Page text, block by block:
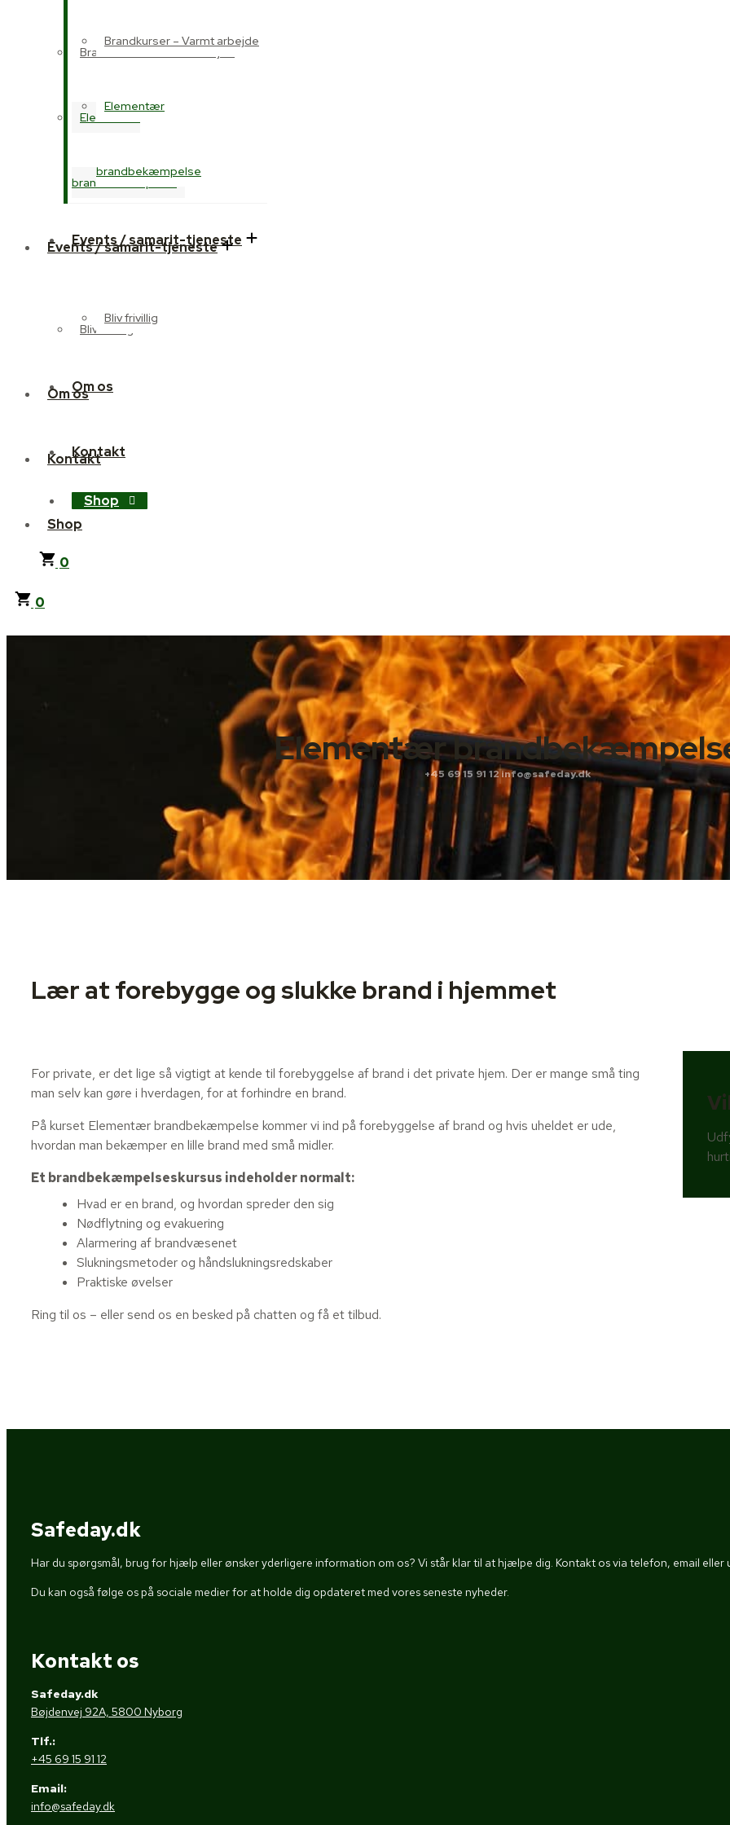
Brandkurser – Varmt arbejde
Elementær
brandbekæmpelse
Events / samarit-tjeneste
Bliv frivillig
Om os
Kontakt
Shop
0
Brandkurser – Varmt arbejde
Elementær
brandbekæmpelse
Events / samarit-tjeneste
Bliv frivillig
Om os
Kontakt
Shop
0
Elementær
+45 69 15 91 12info@safeday.dk
Lær at forebygge og slukke brand i hjemmet
For private, er det lige så vigtigt at kende til forebyggelse af brand i det private hjem. Der er mange små ting
man selv kan gøre i hverdagen, for at forhindre en brand.
På kurset Elementær brandbekæmpelse kommer vi ind på forebyggelse af brand og hvis uheldet er ude,
hvordan man bekæmper en lille brand med små midler.
Et brandbekæmpelseskursus indeholder normalt:
Hvad er en brand, og hvordan spreder den sig
Nødflytning og evakuering
Alarmering af brandvæsenet
Slukningsmetoder og håndslukningsredskaber
Praktiske øvelser
Ring til os – eller send os en besked på chatten og få et tilbud.
Safeday.dk
Har du spørgsmål, brug for hjælp eller ønsker yderligere information om os? Vi står klar til at hjælpe dig. Kontakt os via telefon, email
Du kan også følge os på sociale medier for at holde dig opdateret med vores seneste nyheder.
Kontakt os
Safeday.dk
Bøjdenvej 92A, 5800 Nyborg
Tlf.:
+45 69 15 91 12
Email:
info@safeday.dk